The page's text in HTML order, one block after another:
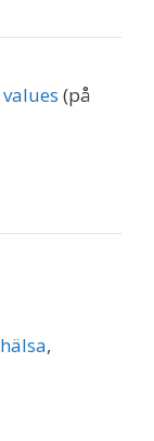
(på
,